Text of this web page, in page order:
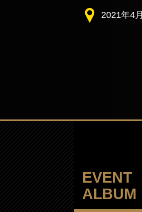
2021年4月
EVENT
ALBUM